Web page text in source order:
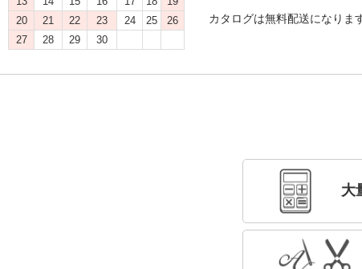
20
21 22 23 24 25
26
27
28 29 30
カタログは無料配送になりま
大